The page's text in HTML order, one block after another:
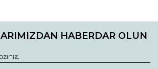
HABERDAR OLUN